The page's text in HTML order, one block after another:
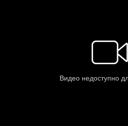
Видео недоступно